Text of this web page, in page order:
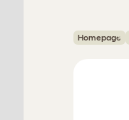
Homepage